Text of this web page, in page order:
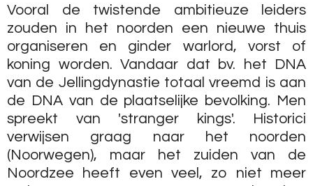
Vooral de twistende ambitieuze leiders
zouden in het noorden een nieuwe thuis
organiseren en ginder warlord, vorst of
koning worden. Vandaar dat bv. het DNA
van de Jellingdynastie totaal vreemd is aan
de DNA van de plaatselijke bevolking. Men
spreekt van 'stranger kings'. Historici
verwijsen graag naar het noorden
(Noorwegen), maar het zuiden van de
Noordzee heeft even veel, zo niet meer